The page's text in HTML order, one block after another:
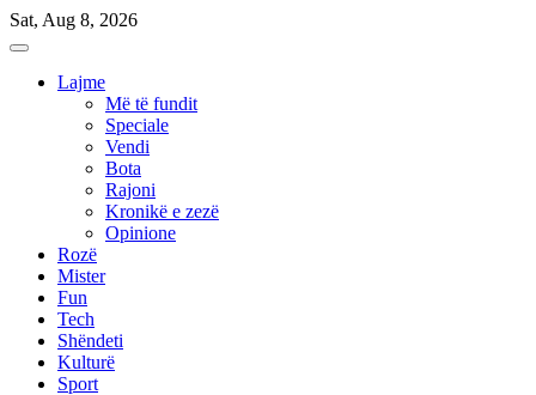
Skip
to
Sat, Aug 8, 2026
Lajme
Më të fundit
Speciale
Vendi
Bota
Rajoni
Kronikë e zezë
Opinione
Rozë
Mister
Fun
Tech
Shëndeti
Kulturë
Sport